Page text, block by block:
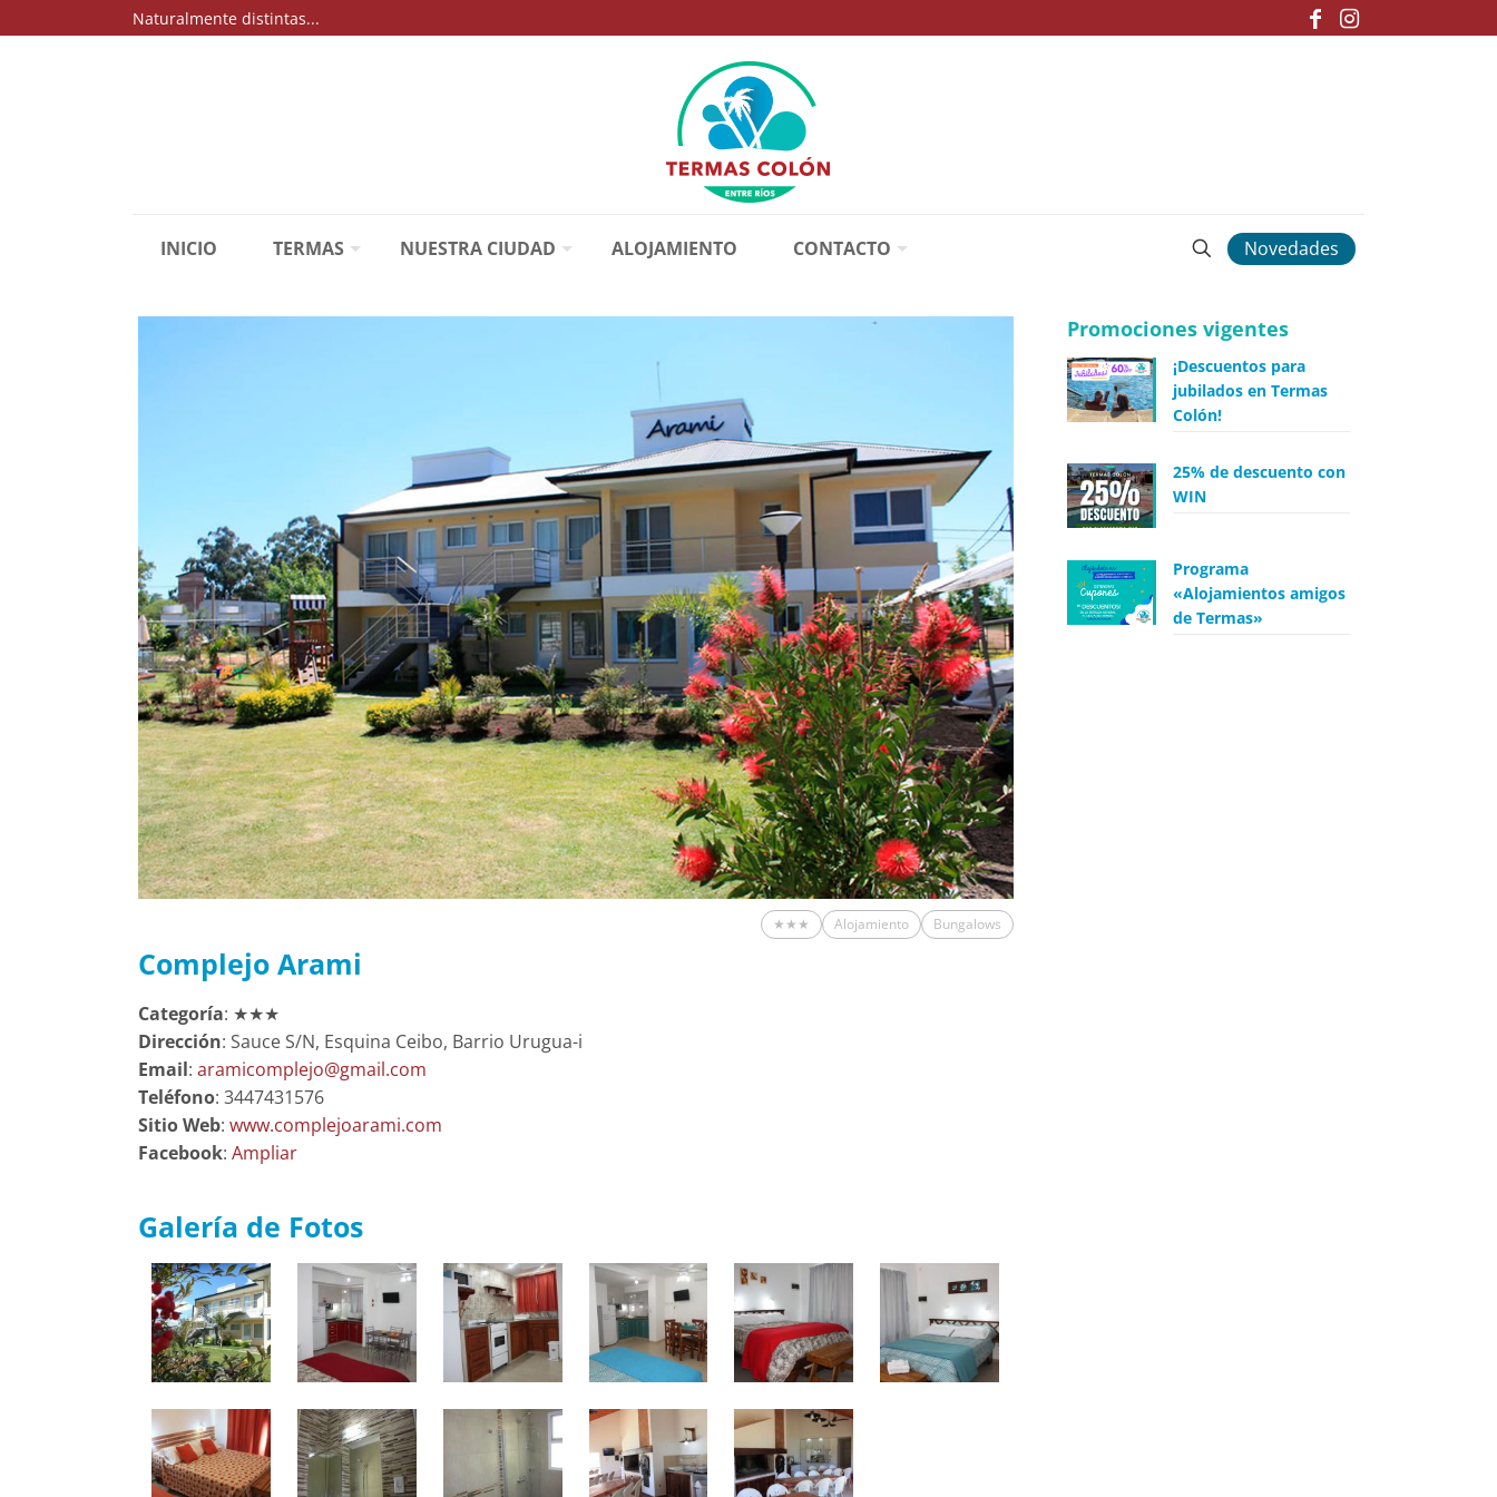
Naturalmente distintas...
INICIO TERMAS NUESTRA CIUDAD ALOJAMIENTO CONTACTO Novedades
★★★ Alojamiento Bungalows
Complejo Arami
Categoría: ★★★
Dirección: Sauce S/N, Esquina Ceibo, Barrio Urugua-i
Email: aramicomplejo@gmail.com
Teléfono: 3447431576
Sitio Web: www.complejoarami.com
Facebook: Ampliar
Galería de Fotos
Promociones vigentes
¡Descuentos para
jubilados en Termas
Colón!
25% de descuento con
WIN
Programa
«Alojamientos amigos
de Termas»